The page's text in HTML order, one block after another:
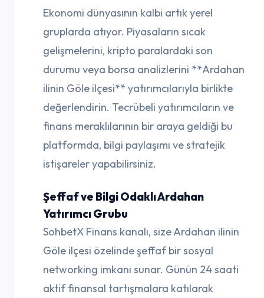
Ekonomi dünyasının kalbi artık yerel
gruplarda atıyor. Piyasaların sıcak
gelişmelerini, kripto paralardaki son
durumu veya borsa analizlerini **Ardahan
ilinin Göle ilçesi** yatırımcılarıyla birlikte
değerlendirin. Tecrübeli yatırımcıların ve
finans meraklılarının bir araya geldiği bu
platformda, bilgi paylaşımı ve stratejik
istişareler yapabilirsiniz.
Şeffaf ve Bilgi Odaklı Ardahan
Yatırımcı Grubu
SohbetX Finans kanalı, size Ardahan ilinin
Göle ilçesi özelinde şeffaf bir sosyal
networking imkanı sunar. Günün 24 saati
aktif finansal tartışmalara katılarak